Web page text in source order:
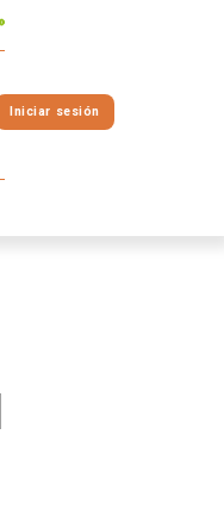
Iniciar sesión